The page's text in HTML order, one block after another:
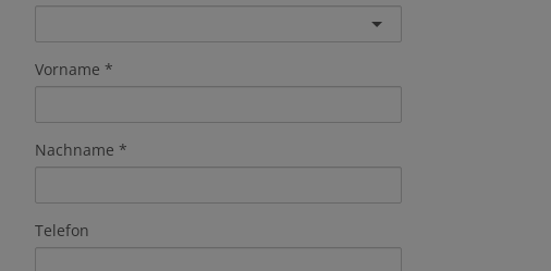
Vorname
Nachname
Telefon